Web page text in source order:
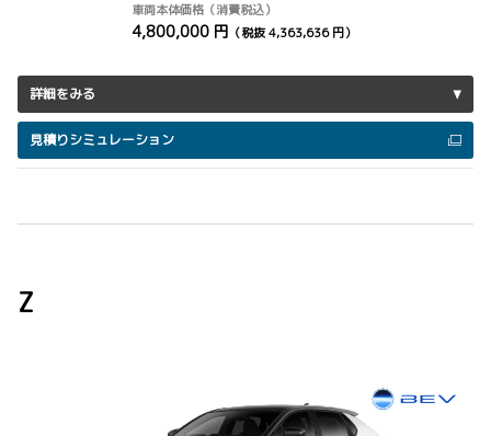
車両本体価格（消費税込）
4,800,000 円 （税抜 4,363,636 円）
詳細をみる
見積りシミュレーション
Z